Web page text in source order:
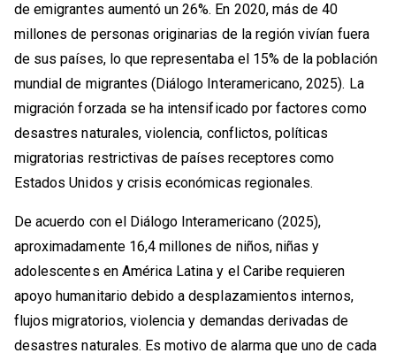
de emigrantes aumentó un 26%. En 2020, más de 40
millones de personas originarias de la región vivían fuera
de sus países, lo que representaba el 15% de la población
mundial de migrantes (Diálogo Interamericano, 2025). La
migración forzada se ha intensificado por factores como
desastres naturales, violencia, conflictos, políticas
migratorias restrictivas de países receptores como
Estados Unidos y crisis económicas regionales.
De acuerdo con el Diálogo Interamericano (2025),
aproximadamente 16,4 millones de niños, niñas y
adolescentes en América Latina y el Caribe requieren
apoyo humanitario debido a desplazamientos internos,
flujos migratorios, violencia y demandas derivadas de
desastres naturales. Es motivo de alarma que uno de cada